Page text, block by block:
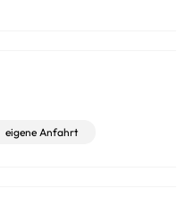
eigene Anfahrt